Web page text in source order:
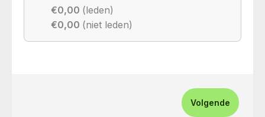
€0,00 (leden)
€0,00 (niet leden)
Volgende